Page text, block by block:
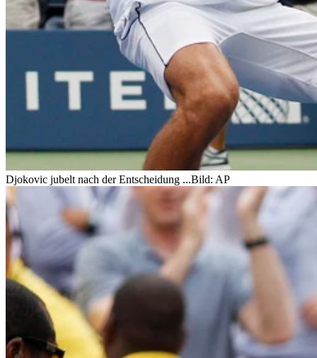
Djokovic jubelt nach der Entscheidung ...Bild: AP